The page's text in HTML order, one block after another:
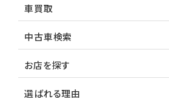
レヴォーグ
車買取
中古車検索
お店を探す
選ばれる理由